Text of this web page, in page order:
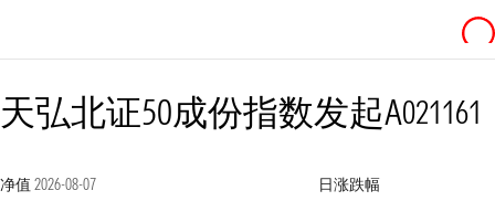
天弘北证50成份指数发起A021161
净值 2026-08-07 日涨跌幅